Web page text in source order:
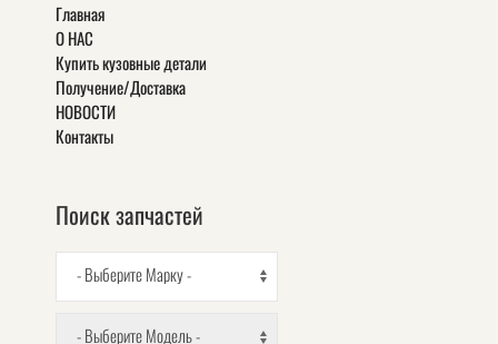
Главная
О НАС
Купить кузовные детали
Получение/Доставка
НОВОСТИ
Контакты
Поиск запчастей
- Выберите Марку -
- Выберите Модель -